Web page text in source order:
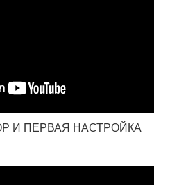
И ПЕРВАЯ НАСТРОЙКА